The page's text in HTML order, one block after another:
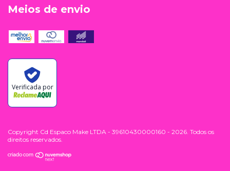
Meios de envio
Verificada por
Copyright Cd Espaco Make LTDA - 39610430000160 - 2026. Todos os
direitos reservados.